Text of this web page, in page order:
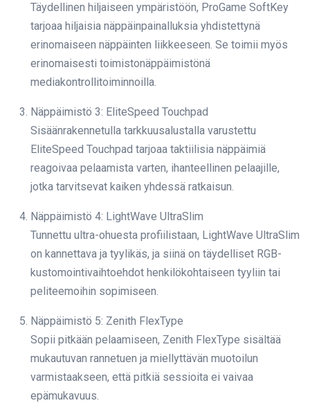
Täydellinen hiljaiseen ympäristöön, ProGame SoftKey
tarjoaa hiljaisia näppäinpainalluksia yhdistettynä
erinomaiseen näppäinten liikkeeseen. Se toimii myös
erinomaisesti toimistonäppäimistönä
mediakontrollitoiminnoilla.
Näppäimistö 3: EliteSpeed Touchpad
Sisäänrakennetulla tarkkuusalustalla varustettu
EliteSpeed Touchpad tarjoaa taktiilisia näppäimiä
reagoivaa pelaamista varten, ihanteellinen pelaajille,
jotka tarvitsevat kaiken yhdessä ratkaisun.
Näppäimistö 4: LightWave UltraSlim
Tunnettu ultra-ohuesta profiilistaan, LightWave UltraSlim
on kannettava ja tyylikäs, ja siinä on täydelliset RGB-
kustomointivaihtoehdot henkilökohtaiseen tyyliin tai
peliteemoihin sopimiseen.
Näppäimistö 5: Zenith FlexType
Sopii pitkään pelaamiseen, Zenith FlexType sisältää
mukautuvan rannetuen ja miellyttävän muotoilun
varmistaakseen, että pitkiä sessioita ei vaivaa
epämukavuus.